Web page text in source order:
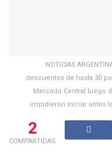
NOTICIAS
descuentos de hasta 30
Mercado Central luego
impidieron iniciar antes
2
COMPARTIDAS